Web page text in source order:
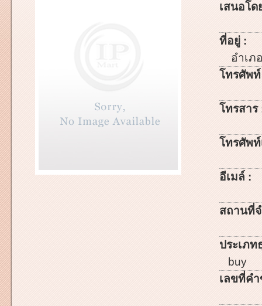
เสนอโด
ที่อยู่ :
อำเภ
โทรศัพ
โทรสาร
โทรศัพ
อีเมล์ :
สถานที่
ประเภท
buy
เลขที่ค